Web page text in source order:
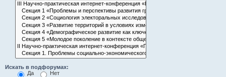
Искать в подфорумах:
Да
Нет